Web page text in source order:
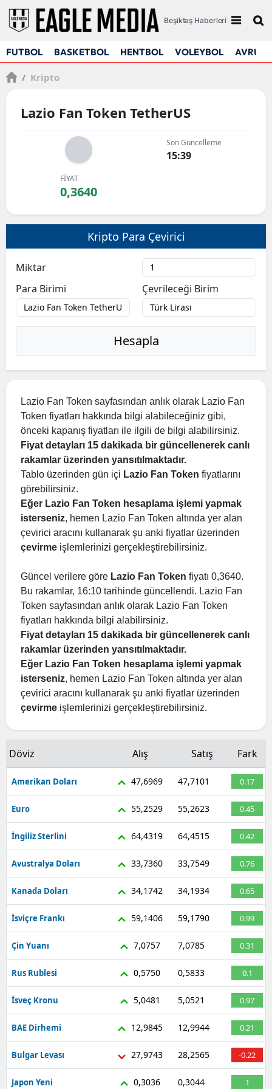
Beşiktaş Haberleri
FUTBOL BASKETBOL HENTBOL VOLEYBOL
/ Kripto
Lazio Fan Token TetherUS
Son Güncelleme
15:39
FİYAT
0,3640
Kripto Para Çevirici
Miktar
Para Birimi
Çevrileceği Birim
Hesapla
Lazio Fan Token sayfasından anlık olarak Lazio Fan
Token fiyatları hakkında bilgi alabileceğiniz gibi,
önceki kapanış fiyatları ile ilgili de bilgi alabilirsiniz.
Fiyat detayları 15 dakikada bir güncellenerek canlı
rakamlar üzerinden yansıtılmaktadır.
Tablo üzerinden gün içi Lazio Fan Token fiyatlarını
görebilirsiniz.
Eğer Lazio Fan Token hesaplama işlemi yapmak
isterseniz, hemen Lazio Fan Token altında yer alan
çevirici aracını kullanarak şu anki fiyatlar üzerinden
çevirme işlemlerinizi gerçekleştirebilirsiniz.
Güncel verilere göre Lazio Fan Token fiyatı 0,3640.
Bu rakamlar, 16:10 tarihinde güncellendi. Lazio Fan
Token sayfasından anlık olarak Lazio Fan Token
fiyatları hakkında bilgi alabilirsiniz.
Fiyat detayları 15 dakikada bir güncellenerek canlı
rakamlar üzerinden yansıtılmaktadır.
Eğer Lazio Fan Token hesaplama işlemi yapmak
isterseniz, hemen Lazio Fan Token altında yer alan
çevirici aracını kullanarak şu anki fiyatlar üzerinden
çevirme işlemlerinizi gerçekleştirebilirsiniz.
Döviz Alış Satış Fark
Amerikan Doları 47,6969 47,7101 0.17
Euro 55,2529 55,2623 0.45
İngiliz Sterlini 64,4319 64,4515 0.42
Avustralya Doları 33,7360 33,7549 0.76
Kanada Doları 34,1742 34,1934 0.65
İsviçre Frankı 59,1406 59,1790 0.99
Çin Yuanı 7,0757 7,0785 0.31
Rus Rublesi 0,5750 0,5833 0.1
İsveç Kronu 5,0481 5,0521 0.97
BAE Dirhemi 12,9845 12,9944 0.21
Bulgar Levası 27,9743 28,2565 -0.22
Japon Yeni 0,3036 0,3044 1